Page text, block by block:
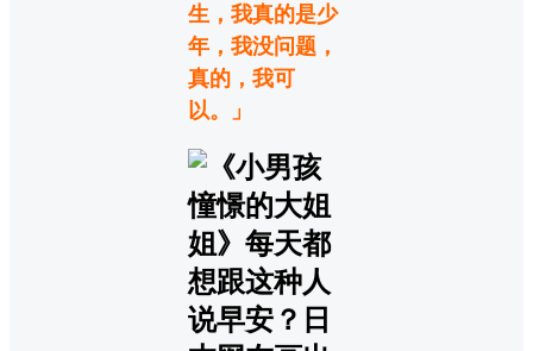
生，我真的是少
年，我没问题，
真的，我可
以。」